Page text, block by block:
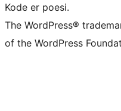
Kode er poesi.
The WordPress®
of the WordPress